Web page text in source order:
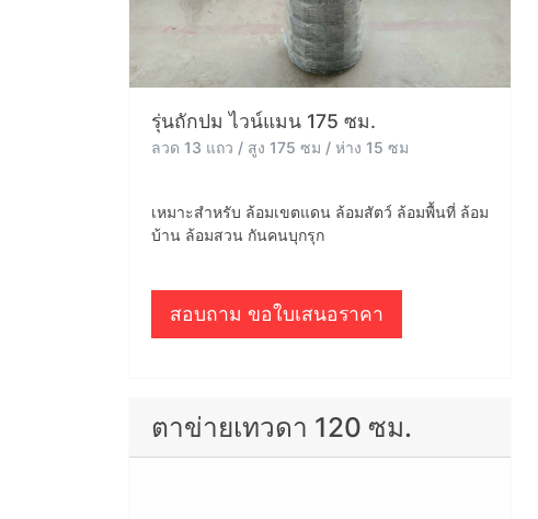
รุ่นถักปม ไวน์แมน 175 ซม.
ลวด 13 แถว / สูง 175 ซม / ห่าง 15 ซม
เหมาะสำหรับ ล้อมเขตแดน ล้อมสัตว์ ล้อมพื้นที่ ล้อม
บ้าน ล้อมสวน กันคนบุกรุก
สอบถาม ขอใบเสนอราคา
ตาข่ายเทวดา 120 ซม.